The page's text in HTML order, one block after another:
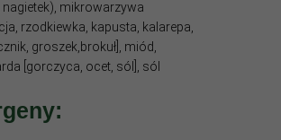
nagietek), mikrowarzywa
rzodkiewka, kapusta, kalarepa,
groszek,brokuł], miód,
[gorczyca, ocet, sól], sól